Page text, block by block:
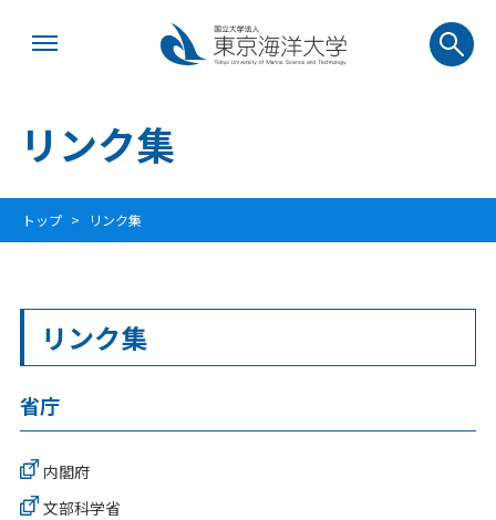
リンク集
トップ リンク集
リンク集
省庁
内閣府
文部科学省